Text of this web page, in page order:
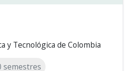
y Tecnológica de Colombia
semestres